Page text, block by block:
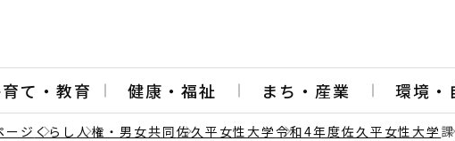
て・教育 健康・福祉 まち・産業 環境・
ージ くらし人権・男女共同佐久平女性大学令和4年度佐久平女性大学